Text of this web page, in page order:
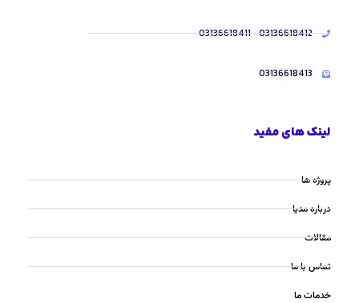
03136618412 - 03136618411
03136618413
لینک های مفید
پروژه ها
درباره مدیا
مقالات
تماس با ما
خدمات ما